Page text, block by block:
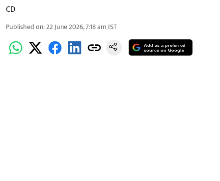
CD
Published on:22 June 2026, 7:18 am IST
Add as a preferred
source on Google